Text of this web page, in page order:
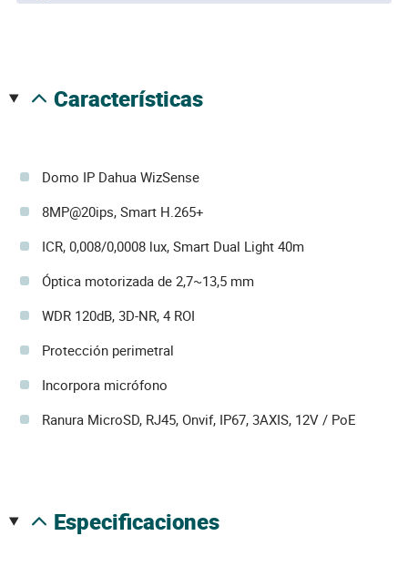
características
Domo IP Dahua WizSense
8MP@20ips, Smart H.265+
ICR, 0,008/0,0008 lux, Smart Dual Light 40m
Óptica motorizada de 2,7~13,5 mm
WDR 120dB, 3D-NR, 4 ROI
Protección perimetral
Incorpora micrófono
Ranura MicroSD, RJ45, Onvif, IP67, 3AXIS, 12V / PoE
especificaciones